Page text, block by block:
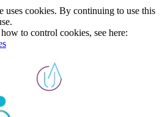
uses cookies. By continuing to use this
to control cookies, see here: